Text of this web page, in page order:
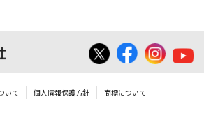
ドした取扱説明書等に使用され
切出来ません。
いて 個人情報保護方針 商標について